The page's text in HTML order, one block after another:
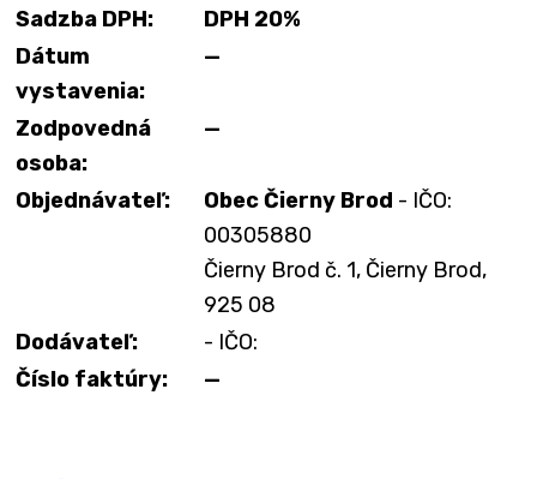
Sadzba DPH:
DPH 20%
Dátum
vystavenia:
—
Zodpovedná
osoba:
—
Objednávateľ: Obec Čierny Brod - IČO:
00305880
Čierny Brod č. 1, Čierny Brod,
925 08
Dodávateľ:
- IČO:
Číslo faktúry:
—